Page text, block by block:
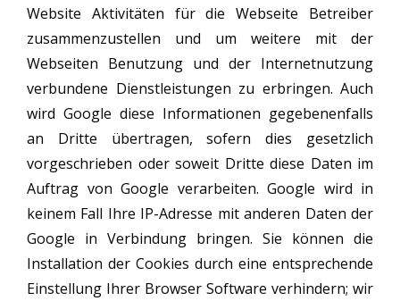
Website Aktivitäten für die Webseite Betreiber
zusammenzustellen und um weitere mit der
Webseiten Benutzung und der Internetnutzung
verbundene Dienstleistungen zu erbringen. Auch
wird Google diese Informationen gegebenenfalls
an Dritte übertragen, sofern dies gesetzlich
vorgeschrieben oder soweit Dritte diese Daten im
Auftrag von Google verarbeiten. Google wird in
keinem Fall Ihre IP-Adresse mit anderen Daten der
Google in Verbindung bringen. Sie können die
Installation der Cookies durch eine entsprechende
Einstellung Ihrer Browser Software verhindern; wir